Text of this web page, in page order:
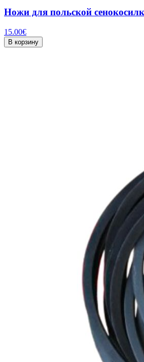
Ножи для польской
15.00€
В корзину